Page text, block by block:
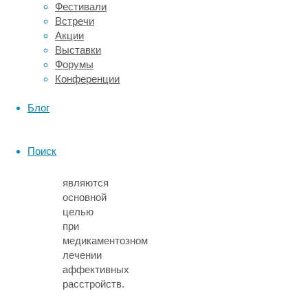
Фестивали
Встречи
Акции
Выставки
Форумы
Конференции
Блог
Поиск
вознаграждения
головного
мозга,
чьи
главные
нейромедиаторы
являются
основной
целью
при
медикаментозном
лечении
аффективных
расстройств.